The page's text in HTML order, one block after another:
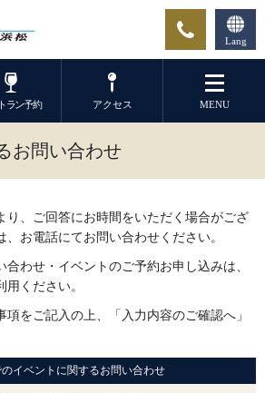
Lang
ラン予約 アクセス MENU
お問い合わせ
り、ご回答にお時間をいただく場合がござ
、お電話にてお問い合わせください。
わせ・イベントのご予約お申し込みは、
ください。
をご記入の上、「入力内容のご確認へ」
イベントに関するお問い合わせ